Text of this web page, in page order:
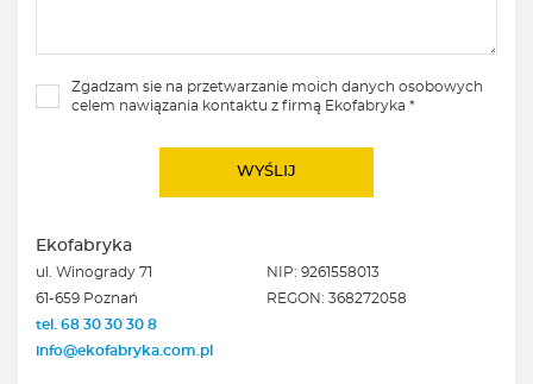
Zgadzam sie na przetwarzanie moich danych osobowych
celem nawiązania kontaktu z firmą Ekofabryka *
Ekofabryka
ul. Winogrady 71
61-659 Poznań
tel. 68 30 30 30 8
info@ekofabryka.com.pl
NIP: 9261558013
REGON: 368272058